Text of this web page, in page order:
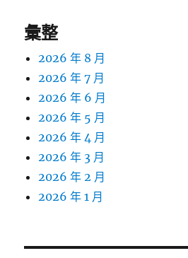
彙整
2026 年 8 月
2026 年 7 月
2026 年 6 月
2026 年 5 月
2026 年 4 月
2026 年 3 月
2026 年 2 月
2026 年 1 月